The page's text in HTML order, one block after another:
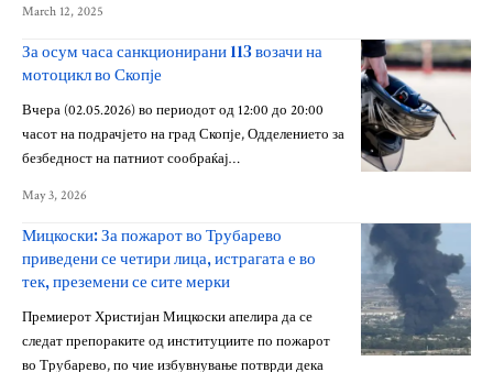
March 12, 2025
За осум часа санкционирани 113 возачи на
мотоцикл во Скопје
Вчера (02.05.2026) во периодот од 12:00 до 20:00
часот на подрачјето на град Скопје, Одделението за
безбедност на патниот сообраќај…
May 3, 2026
Мицкоски: За пожарот во Трубарево
приведени се четири лица, истрагата е во
тек, преземени се сите мерки
Премиерот Христијан Мицкоски апелира да се
следат препораките од институциите по пожарот
во Трубарево, по чие избувнување потврди дека